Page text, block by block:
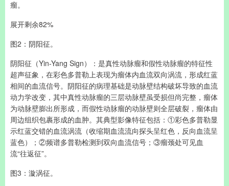
瘤。
展开剩余82%
图2：阴阳征。
阴阳征（Yin-Yang Sign）：是真性动脉瘤和假性动脉瘤的特征性
超声征象，在彩色多普勒上表现为瘤体内血流双向涡流，形成红蓝
相间的血流信号。阴阳征的病理基础是动脉壁结构破坏导致的血流
动力学改变，其中真性动脉瘤的三层动脉壁虽受损但尚完整，瘤体
为动脉壁膨出所形成，而假性动脉瘤的动脉壁则全层破裂，瘤体由
周边组织包裹形成的血肿。其典型影像特征包括：①彩色多普勒显
示红蓝交错的血流涡流（收缩期血流流向探头呈红色，反向血流呈
蓝色）；②频谱多普勒检测到双向血流信号；③瘤颈处可见血
流“往返征”。
图3：漩涡征。